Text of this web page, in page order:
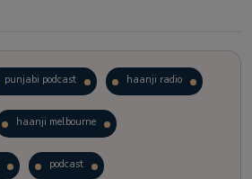
punjabi podcast haanji radio
haanji melbourne
podcast